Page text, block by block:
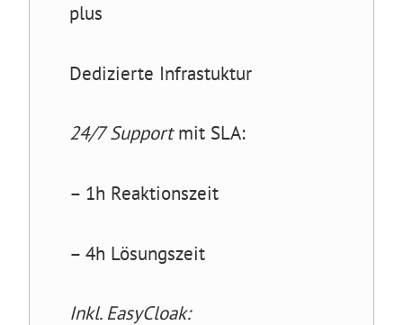
plus
Dedizierte Infrastuktur
24/7 Supportmit SLA:
– 1h Reaktionszeit
– 4h Lösungszeit
Inkl. EasyCloak: